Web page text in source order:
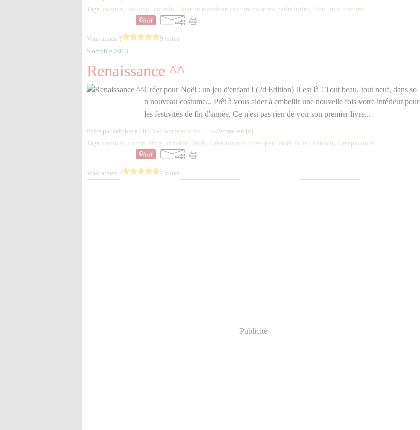
Tags: couture, doudou, coussin, Tout un monde en couture pour nos petits lutins, lion, tuto couture
Vous aimez ?
9 votes
5 octobre 2013
Renaissance ^^
Créer pour Noël : un jeu d'enfant ! (2d Edition) Il est là ! Tout beau, tout neuf, dans so
n nouveau costume... Prêt à vous aider à embellir une nouvelle fois votre intérieur pour
les festivités de fin d'année. Ce n'est pas rien de voir son premier livre...
Posté par zelphie à 10:13 - Commentaires [… ] - Permalien [#]
Tags: couture, carton, livre, doudou, Noël, Cré-Enfantin, créer pour Noël un jeu d'enfant, Créapassions
Vous aimez ? 7 votes
Publicité